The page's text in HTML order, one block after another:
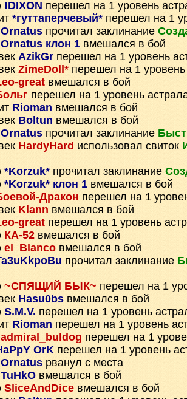
!DIXON перешел на 1 уровень
*гуттаперчевый* перешел на 1
Ornatus прочитал заклинание
Ornatus клон 1 вмешался в бой
AzikGr перешел на 1 уровень
ZimeDoll* перешел на 1
great вмешался в бой
перешел на 1 уровень
Rioman вмешался в бой
Boltun вмешался в бой
Ornatus прочитал заклинание
HardyHard использовал свиток
*Korzuk* прочитал заклинание
*Korzuk* клон 1 вмешался в бой
Дракон перешел на 1
Klann вмешался в бой
great перешел на 1 уровень
КА-52 вмешался в бой
el_Blanco вмешался в бой
прочитал заклинание
~СПЯЩИЙ БЫК~ перешел на 1
Hasu0bs вмешался в бой
S.M.V. перешел на 1 уровень
Rioman перешел на 1 уровень
admiral_buldog перешел на 1
OrK перешел на 1 уровень
Ornatus рванул с места
TuHkO вмешался в бой
SliceAndDice вмешался в бой